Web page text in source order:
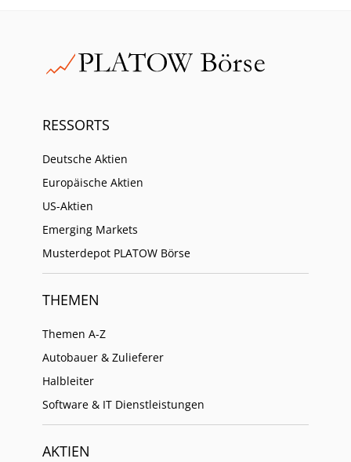
RESSORTS
Deutsche Aktien
Europäische Aktien
US-Aktien
Emerging Markets
Musterdepot PLATOW Börse
THEMEN
Themen A-Z
Autobauer & Zulieferer
Halbleiter
Software & IT Dienstleistungen
AKTIEN